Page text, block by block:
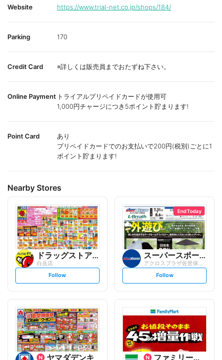
Website https://www.trial-net.co.jp/shops/184/
Parking 170
Credit Card ※詳しくは販売員までおたずね下さい。
Online Payment トライアルプリペイドカードが使用可
1,000円チャージにつき5ポイント貯まります!
Point Card
あり
プリペイドカードでのお支払いで200円(税別)ごとに1
ポイント貯まります!
Nearby Stores
ドラッグストアモリ
白岳店
s
t
l
o
w
Follow
End Today
スーパースポーツゼビオ
s
t
o
Follow
ヤマダデンキ ファミリーマート